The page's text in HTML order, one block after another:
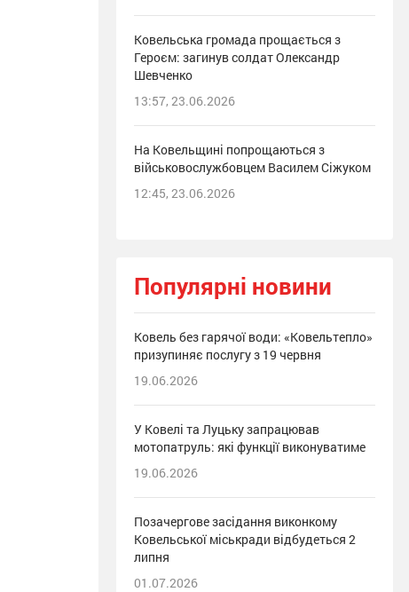
Ковельська громада прощається з
Героєм: загинув солдат Олександр
Шевченко
13:57, 23.06.2026
На Ковельщині попрощаються з
військовослужбовцем Василем Сіжуком
12:45, 23.06.2026
Популярні новини
Ковель без гарячої води: «Ковельтепло»
призупиняє послугу з 19 червня
19.06.2026
У Ковелі та Луцьку запрацював
мотопатруль: які функції виконуватиме
19.06.2026
Позачергове засідання виконкому
Ковельської міськради відбудеться 2
липня
01.07.2026